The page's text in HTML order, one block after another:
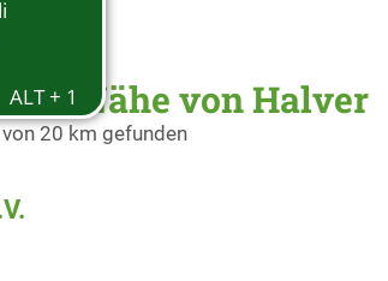
Nähe von Halver
20 km gefunden